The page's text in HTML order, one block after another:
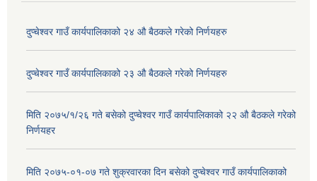
दुप्चेश्वर गाउँ कार्यपालिकाको २४ औ बैठकले गरेको निर्णयहरु
दुप्चेश्वर गाउँ कार्यपालिकाको २३ औ बैठकले गरेको निर्णयहरु
मिति २०७५/१/२६ गते बसेको दुप्चेश्वर गाउँ कार्यपालिकाको २२ औ बैठकले गरेको
निर्णयहर
मिति २०७५-०१-०७ गते शुक्रवारका दिन बसेको दुप्चेश्वर गाउँ कार्यपालिकाको